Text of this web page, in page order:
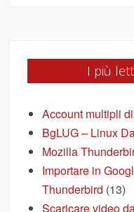
I più
Account multipli
BgLUG – Linux
Mozilla
Importare in
Thunderbird (13)
Scaricare video